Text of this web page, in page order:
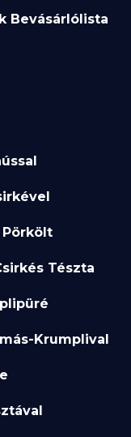
Bevásárlólista
Tészta
Krumplival